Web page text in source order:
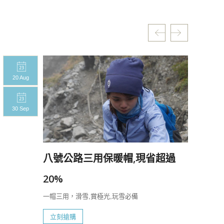
20 Aug
30 Sep
八號公路三用保暖帽,現省超過
20%
一帽三用，滑雪,賞極光,玩雪必備
立刻搶購